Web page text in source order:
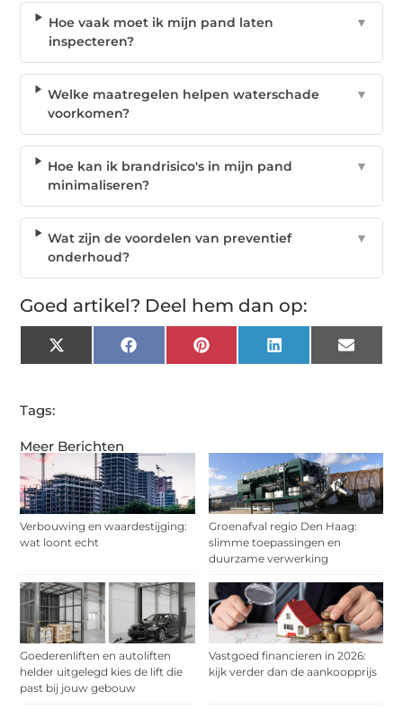
Meer Berichten
Verbouwing en waardestijging:
wat loont echt
Groenafval regio Den Haag:
slimme toepassingen en
duurzame verwerking
Goederenliften en autoliften
helder uitgelegd kies de lift die
past bij jouw gebouw
Vastgoed financieren in 2026:
kijk verder dan de aankoopprijs
Hoe vaak moet ik mijn pand laten
inspecteren?
▼
Welke maatregelen helpen waterschade
voorkomen?
▼
Hoe kan ik brandrisico's in mijn pand
minimaliseren?
▼
Wat zijn de voordelen van preventief
onderhoud?
▼
Goed artikel? Deel hem dan op:
X
(Twitter)
Facebook Pinterest LinkedIn Email
Tags: